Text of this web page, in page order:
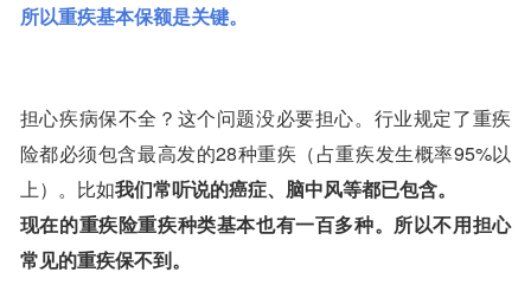
所以重疾基本保额是关键。
担心疾病保不全？这个问题没必要担心。行业规定了重疾
险都必须包含最高发的28种重疾（占重疾发生概率95%以
上）。比如我们常听说的癌症、脑中风等都已包含。
现在的重疾险重疾种类基本也有一百多种。所以不用担心
常见的重疾保不到。